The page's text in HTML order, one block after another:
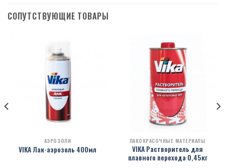
СОПУТСТВУЮЩИЕ ТОВАРЫ
АЭРОЗОЛИ
VIKA Лак-аэрозоль 400мл
ЛАКОКРАСОЧНЫЕ МАТЕРИАЛЫ
VIKA Растворитель для
плавного перехода 0,45кг